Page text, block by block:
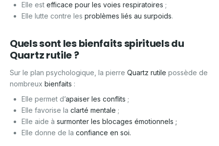
Elle est efficace pour les voies respiratoires ;
Elle lutte contre les problèmes liés au surpoids.
Quels sont les bienfaits spirituels du
Quartz rutile ?
Sur le plan psychologique, la pierre Quartz rutile possède de
nombreux bienfaits :
Elle permet d’apaiser les conflits ;
Elle favorise la clarté mentale ;
Elle aide à surmonter les blocages émotionnels ;
Elle donne de la confiance en soi.